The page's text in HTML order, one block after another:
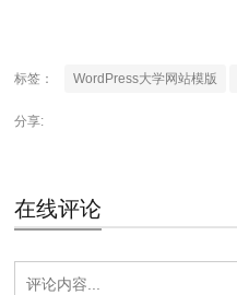
标签： WordPress大学网站模版
分享:
在线评论